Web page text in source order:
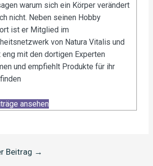
warum sich ein Körper verändert
nicht. Neben seinen Hobby
ist er Mitglied im
von Natura Vitalis und
mit den dortigen Experten
und empfiehlt Produkte für ihr
ansehen
Beitrag →